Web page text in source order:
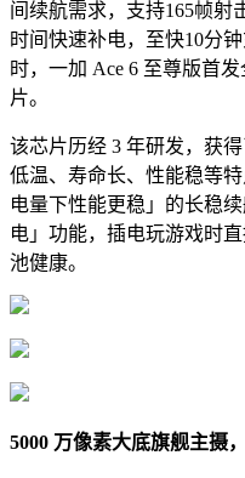
间续航需求，支持165帧射
时间快速补电，至快10分
时，一加 Ace 6 至尊版首
片。
该芯片历经 3 年研发，获
低温、寿命长、性能稳等
电量下性能更稳」的长稳
电」功能，插电玩游戏时
池健康。
5000 万像素大底旗舰主摄